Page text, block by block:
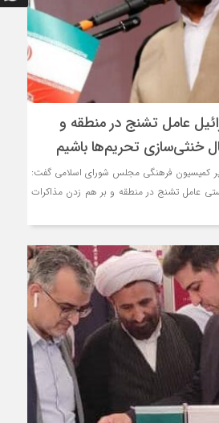
عامل تشنج در منطقه و
خنثی‌سازی تحریم‌ها باشیم
کمیسیون فرهنگی مجلس شورای اسلامی گفت:
عامل تشنج در منطقه و بر هم زدن مذاکرات